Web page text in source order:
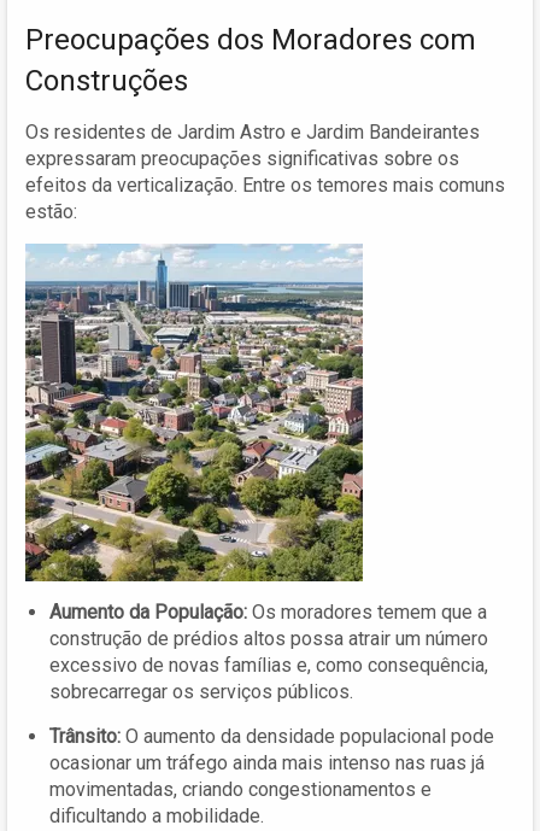
Preocupações dos Moradores com
Construções
Os residentes de Jardim Astro e Jardim Bandeirantes
expressaram preocupações significativas sobre os
efeitos da verticalização. Entre os temores mais comuns
estão:
Aumento da População: Os moradores temem que a
construção de prédios altos possa atrair um número
excessivo de novas famílias e, como consequência,
sobrecarregar os serviços públicos.
Trânsito: O aumento da densidade populacional pode
ocasionar um tráfego ainda mais intenso nas ruas já
movimentadas, criando congestionamentos e
dificultando a mobilidade.